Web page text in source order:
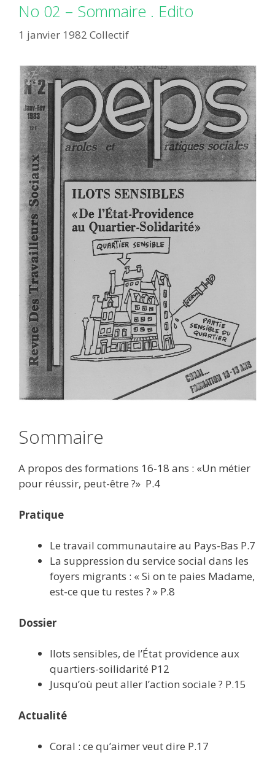
No 02 – Sommaire . Edito
1 janvier 1982 Collectif
Sommaire
A propos des formations 16-18 ans : «Un métier
pour réussir, peut-être ?» P.4
Pratique
Le travail communautaire au Pays-Bas P.7
La suppression du service social dans les
foyers migrants : « Si on te paies Madame,
est-ce que tu restes ? » P.8
Dossier
Ilots sensibles, de l’État providence aux
quartiers-soilidarité P12
Jusqu’où peut aller l’action sociale ? P.15
Actualité
Coral : ce qu’aimer veut dire P.17